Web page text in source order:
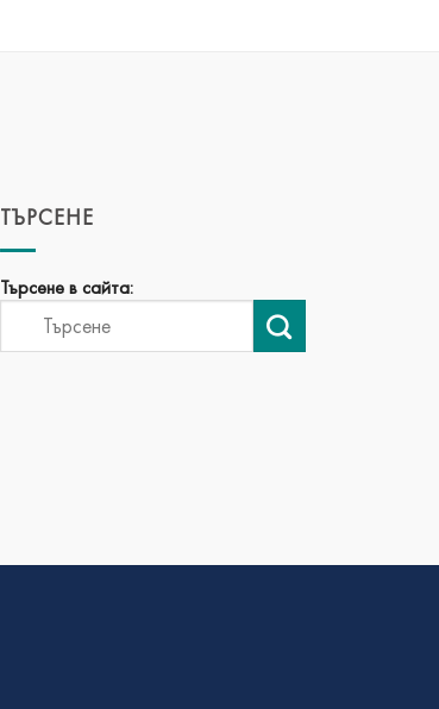
ТЪРСЕНЕ
Търсене в сайта: